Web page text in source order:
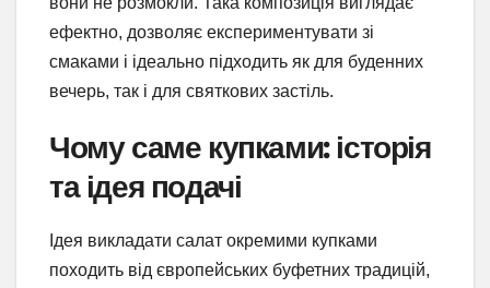
ефектно, дозволяє експериментувати зі
смаками і ідеально підходить як для буденних
вечерь, так і для святкових застіль.
Чому саме купками: історія
та ідея подачі
Ідея викладати салат окремими купками
походить від європейських буфетних традицій,